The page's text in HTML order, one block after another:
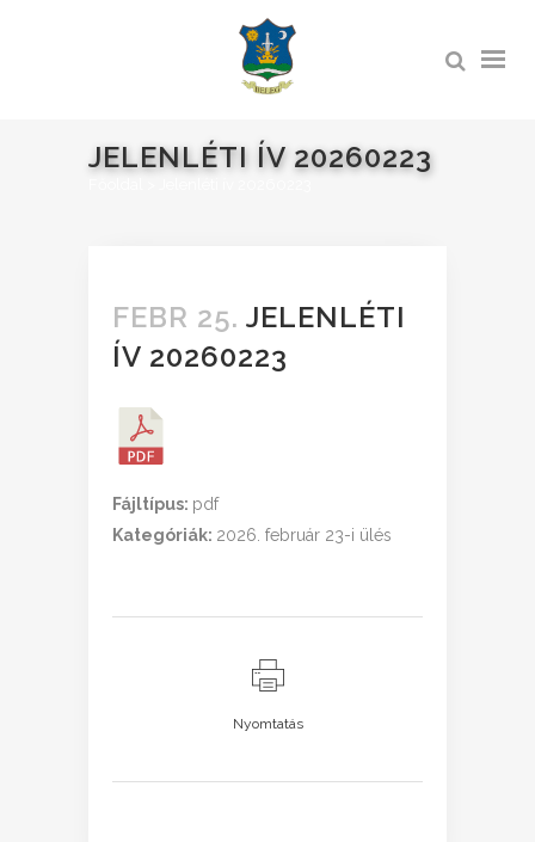
JELENLÉTI ÍV 20260223
FEBR 25. JELENLÉTI
ÍV 20260223
Fájltípus: pdf
Kategóriák: 2026. február 23-i ülés
Nyomtatás